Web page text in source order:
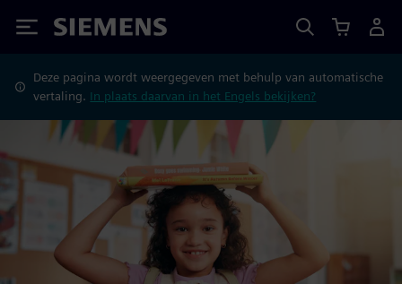
Siemens
Deze pagina wordt weergegeven met behulp van automatische
vertaling. In plaats daarvan in het Engels bekijken?